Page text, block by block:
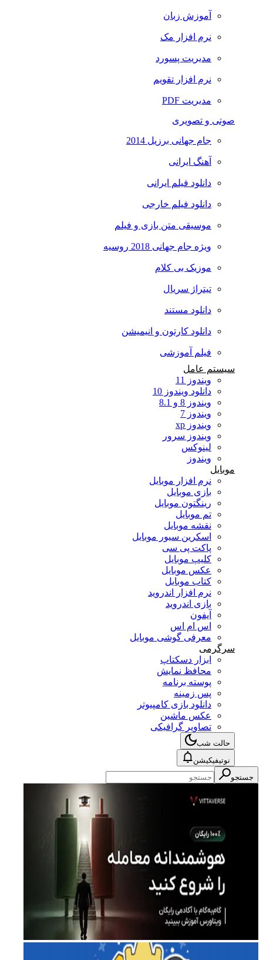
آموزش زبان
نرم افزار مک
مدیریت پسورد
نرم افزار تقویم
مدیریت PDF
صوتی و تصویری
جام جهانی برزیل 2014
آهنگ ایرانی
دانلود فیلم ایرانی
دانلود فیلم خارجی
موسیقی متن بازی و فیلم
ویژه جام جهانی 2018 روسیه
موزیک بی کلام
تیتراژ سریال
دانلود مستند
دانلود کارتون و انیمیشن
فیلم آموزشی
سیستم عامل
ویندوز 11
دانلود ویندوز 10
ویندوز 8 و 8.1
ویندوز 7
ویندوز xp
ویندوز سرور
لینوکس
ویندوز
موبایل
نرم افزار موبایل
بازی موبایل
رینگتون موبایل
تم موبایل
نقشه موبایل
اسکرین سیور موبایل
پاکت پی سی
کلیپ موبایل
عکس موبایل
کتاب موبایل
نرم افزار اندروید
بازی اندروید
آیفون
اس ام اس
معرفی گوشی موبایل
سرگرمی
ابزار دسکتاپ
محافظ نمایش
پوسته برنامه
پس زمینه
دانلود بازی کامپیوتر
عکس ماشین
تصاویر گرافیکی
حالت شب
نوتیفیکیشن
جستجو